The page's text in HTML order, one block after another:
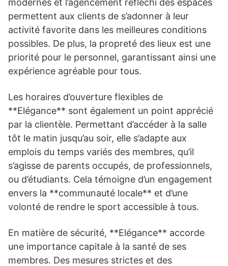
modernes et l’agencement réfléchi des espaces
permettent aux clients de s’adonner à leur
activité favorite dans les meilleures conditions
possibles. De plus, la propreté des lieux est une
priorité pour le personnel, garantissant ainsi une
expérience agréable pour tous.
Les horaires d’ouverture flexibles de
**Elégance** sont également un point apprécié
par la clientèle. Permettant d’accéder à la salle
tôt le matin jusqu’au soir, elle s’adapte aux
emplois du temps variés des membres, qu’il
s’agisse de parents occupés, de professionnels,
ou d’étudiants. Cela témoigne d’un engagement
envers la **communauté locale** et d’une
volonté de rendre le sport accessible à tous.
En matière de sécurité, **Elégance** accorde
une importance capitale à la santé de ses
membres. Des mesures strictes et des